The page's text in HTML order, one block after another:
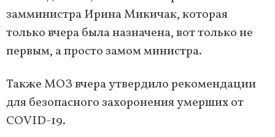
замминистра Ирина Микичак, которая
только вчера была назначена, вот только не
первым, а просто замом министра.
Также МОЗ вчера утвердило рекомендации
для безопасного захоронения умерших от
COVID-19.